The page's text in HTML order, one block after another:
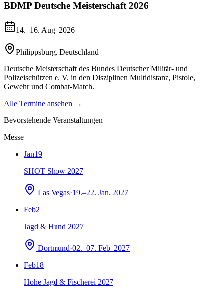
BDMP Deutsche Meisterschaft 2026
14.–16. Aug. 2026
Philippsburg, Deutschland
Deutsche Meisterschaft des Bundes Deutscher Militär- und
Polizeischützen e. V. in den Disziplinen Multidistanz, Pistole,
Gewehr und Combat-Match.
Alle Termine ansehen →
Bevorstehende Veranstaltungen
Messe
Jan19
SHOT Show 2027
Las Vegas·19.–22. Jan. 2027
Feb2
Jagd & Hund 2027
Dortmund·02.–07. Feb. 2027
Feb18
Hohe Jagd & Fischerei 2027